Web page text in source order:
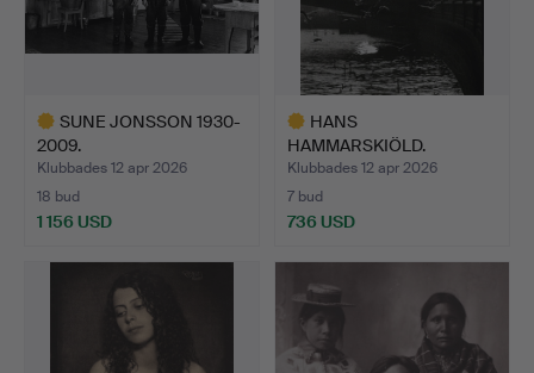
SUNE JONSSON 1930-
2009.
SILVERGELATINKOPIA…
Klubbades 12 apr 2026
18 bud
1 156 USD
HANS
HAMMARSKIÖLD.
SILVERGELATINKOPIA,
"BA…
Klubbades 12 apr 2026
7 bud
736 USD